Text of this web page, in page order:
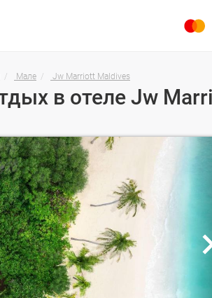
Мале Jw Marriott Maldives